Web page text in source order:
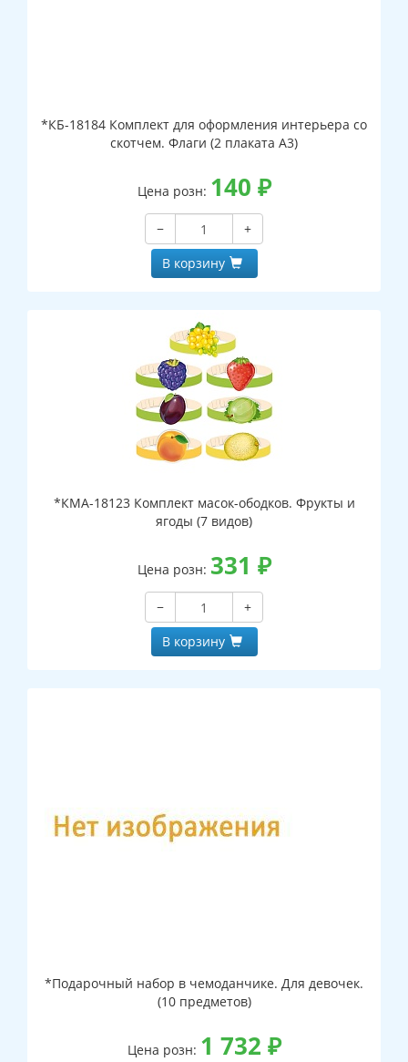
*КБ-18184 Комплект для оформления интерьера со
скотчем. Флаги (2 плаката А3)
Цена розн: 140 ₽
−
+
В корзину
*КМА-18123 Комплект масок-ободков. Фрукты и
ягоды (7 видов)
Цена розн: 331 ₽
−
+
В корзину
*Подарочный набор в чемоданчике. Для девочек.
(10 предметов)
Цена розн: 1 732 ₽